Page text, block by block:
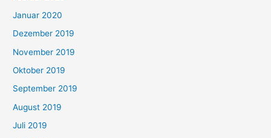
Januar 2020
Dezember 2019
November 2019
Oktober 2019
September 2019
August 2019
Juli 2019